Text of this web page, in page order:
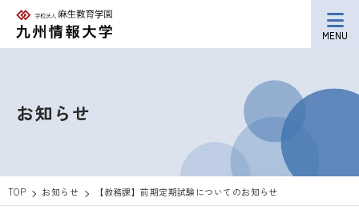
MENU
お知らせ
TOP お知らせ 【教務課】前期定期試験についてのお知らせ